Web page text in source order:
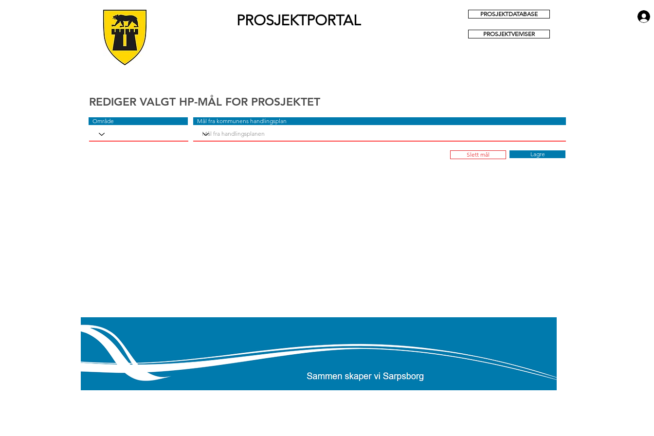
PROSJEKTPORTAL PROSJEKTDATABASE
PROSJEKTVEIVISER
REDIGER VALGT HP-MÅL FOR PROSJEKTET
Område Mål fra kommunens handlingsplan
Slett mål Lagre